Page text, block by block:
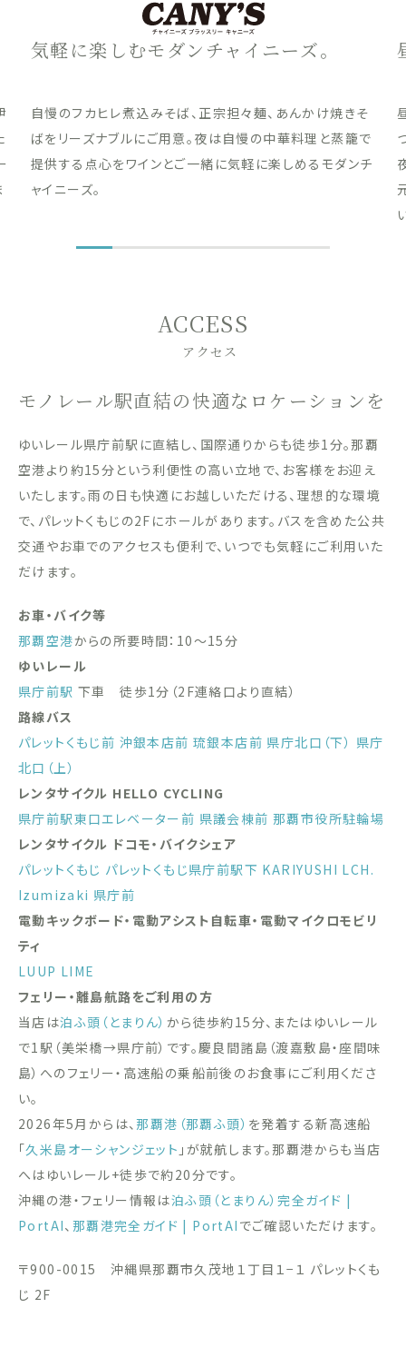
気軽に楽しむモダンチャイニーズ。
自慢のフカヒレ煮込みそば、正宗担々麺、あんかけ焼きそ
ばをリーズナブルにご用意。夜は自慢の中華料理と蒸籠で
提供する点心をワインとご一緒に気軽に楽しめるモダンチ
ャイニーズ。
ACCESS
アクセス
モノレール駅直結の快適なロケーションを
ゆいレール県庁前駅に直結し、国際通りからも徒歩1分。那覇
空港より約15分という利便性の高い立地で、お客様をお迎え
いたします。雨の日も快適にお越しいただける、理想的な環境
で、パレットくもじの2Fにホールがあります。バスを含めた公共
交通やお車でのアクセスも便利で、いつでも気軽にご利用いた
だけます。
お車・バイク等
那覇空港からの所要時間：10〜15分
ゆいレール
県庁前駅 下車 徒歩1分（2F連絡口より直結）
路線バス
パレットくもじ前 沖銀本店前 琉銀本店前 県庁北口（下） 県庁
北口（上）
レンタサイクル HELLO CYCLING
県庁前駅東口エレベーター前 県議会棟前 那覇市役所駐輪場
レンタサイクル ドコモ・バイクシェア
パレットくもじ パレットくもじ県庁前駅下 KARIYUSHI LCH.
Izumizaki 県庁前
電動キックボード・電動アシスト自転車・電動マイクロモビリ
ティ
LUUP LIME
フェリー・離島航路をご利用の方
当店は泊ふ頭（とまりん） から徒歩約15分、またはゆいレール
で1駅（美栄橋→県庁前）です。慶良間諸島（渡嘉敷島・座間味
島）へのフェリー・高速船の乗船前後のお食事にご利用くださ
い。
2026年5月からは、那覇港（那覇ふ頭） を発着する新高速船
「久米島オーシャンジェット 」が就航します。那覇港からも当店
へはゆいレール+徒歩で約20分です。
沖縄の港・フェリー情報は泊ふ頭（とまりん）完全ガイド |
PortAI、 那覇港完全ガイド | PortAI でご確認いただけます。
〒900-0015 沖縄県那覇市久茂地１丁目１−１ パレットくも
じ 2F